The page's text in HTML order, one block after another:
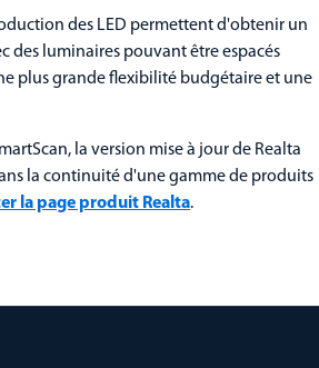
des LED permettent d'obtenir un
des luminaires pouvant être espacés
plus grande flexibilité budgétaire et une
la version mise à jour de Realta
la continuité d'une gamme de produits
la page produit Realta.